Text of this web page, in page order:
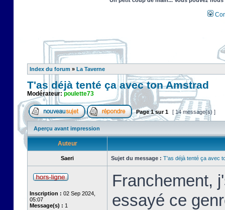
Index du forum » La Taverne
T'as déjà tenté ça avec ton Amstrad
Modérateur: poulette73
Page1sur1 [ 14 message(s) ]
Aperçu avant impression
Auteur
Saeri Sujet du message : T'as déjà tenté ça avec
Inscription : 02 Sep 2024,
05:07
Message(s) : 1
Franchement,
essayé ce